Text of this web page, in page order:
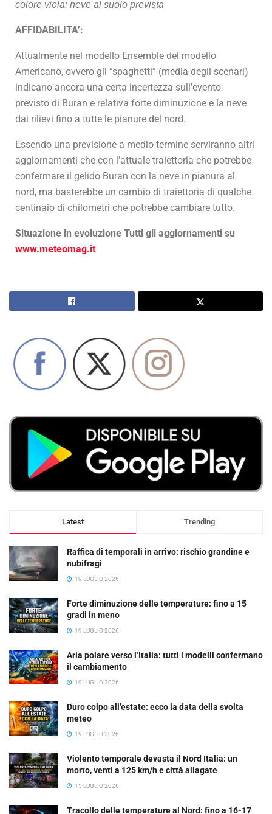
colore viola: neve al suolo prevista
AFFIDABILITA’:
Attualmente nel modello Ensemble del modello
Americano, ovvero gli “spaghetti” (media degli scenari)
indicano ancora una certa incertezza sull’evento
previsto di Buran e relativa forte diminuzione e la neve
dai rilievi fino a tutte le pianure del nord.
Essendo una previsione a medio termine serviranno altri
aggiornamenti che con l’attuale traiettoria che potrebbe
confermare il gelido Buran con la neve in pianura al
nord, ma basterebbe un cambio di traiettoria di qualche
centinaio di chilometri che potrebbe cambiare tutto.
Situazione in evoluzione Tutti gli aggiornamenti su
www.meteomag.it
Latest Trending
Raffica di temporali in arrivo: rischio grandine e
nubifragi
19 LUGLIO 2026
Forte diminuzione delle temperature: fino a 15
gradi in meno
19 LUGLIO 2026
Aria polare verso l’Italia: tutti i modelli confermano
il cambiamento
19 LUGLIO 2026
Duro colpo all’estate: ecco la data della svolta
meteo
19 LUGLIO 2026
Violento temporale devasta il Nord Italia: un
morto, venti a 125 km/h e città allagate
15 LUGLIO 2026
Tracollo delle temperature al Nord: fino a 16-17